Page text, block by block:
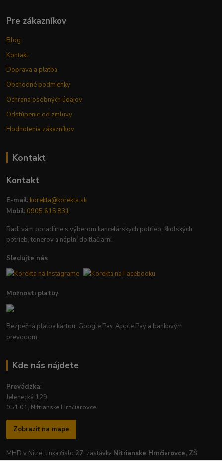
Pre zákazníkov
Blog
Kontakt
Doprava a platba
Obchodné podmienky
Ochrana osobných údajov
Odstúpenie od zmluvy
Hodnotenia zákazníkov
Kontakt
Kontakt
E-mail: korekta@korekta.sk
Mobil: 0905 615 831
Radi vám poradíme s výberom kancelárskych potrieb, školských
potrieb, tonerov a náplní do tlačiarní.
Sledujte nás
Možnosti platby
Bezpečná platba kartou, Google Pay, Apple Pay a bankovým
prevodom.
Kde nás nájdete
Prevádzka:
Jelenecká 129
951 01, Nitrianske Hrnčiarovce
Zobraziť na mape
MHD v Nitre: linka číslo 27, zastávka Nitrianske Hrnčiarovce, ZŠ